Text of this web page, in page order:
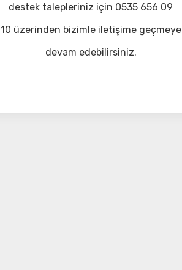
destek talepleriniz için 0535 656 09
10 üzerinden bizimle iletişime geçmeye
devam edebilirsiniz.